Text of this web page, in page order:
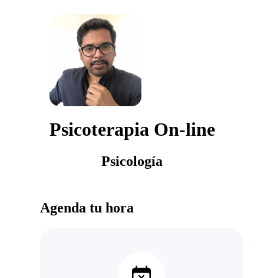
Psicoterapia On-line
Psicología
Agenda tu hora